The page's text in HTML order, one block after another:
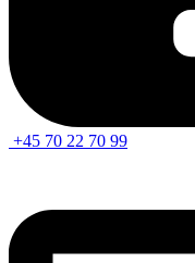
+45 70 22 70 99